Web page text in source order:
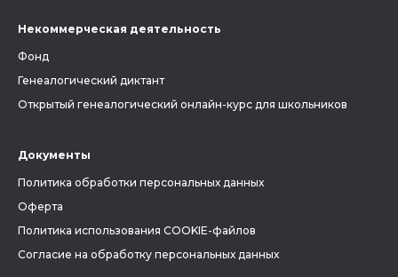
Некоммерческая деятельность
Фонд
Генеалогический диктант
Открытый генеалогический онлайн-курс для школьников
Документы
Политика обработки персональных данных
Оферта
Политика использования COOKIE-файлов
Согласие на обработку персональных данных